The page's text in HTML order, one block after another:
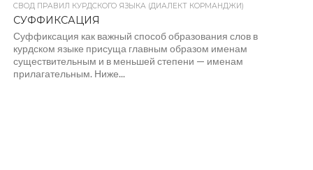
СВОД ПРАВИЛ КУРДСКОГО ЯЗЫКА (ДИАЛЕКТ КОРМАНДЖИ)
СУФФИКСАЦИЯ
Суффиксация как важный способ образования слов в
курдском языке присуща главным образом именам
существительным и в меньшей степени — именам
прилагательным. Ниже...